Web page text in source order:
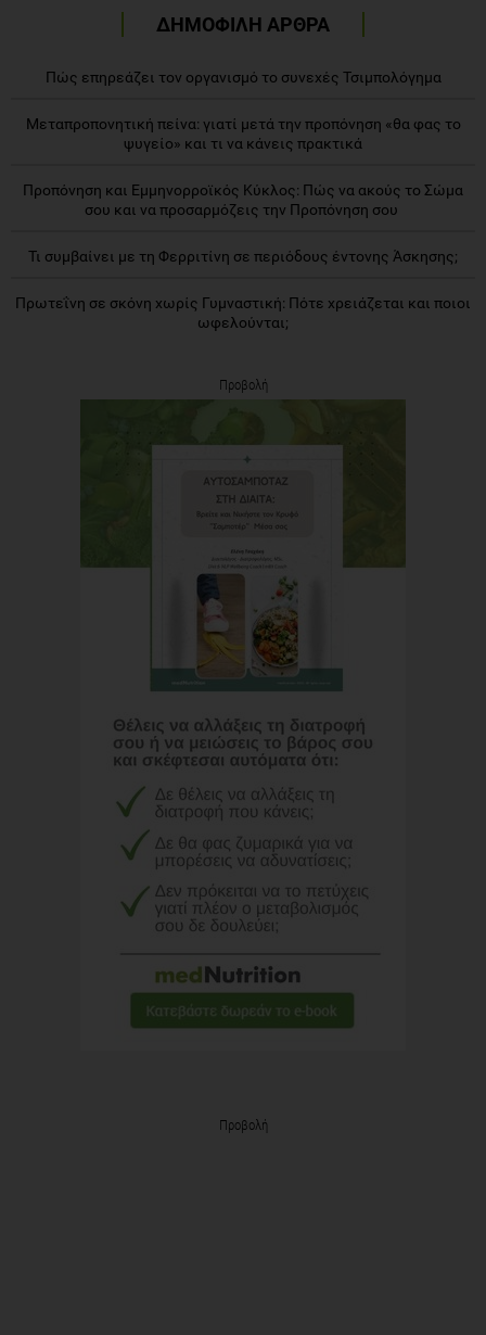
ΔΗΜΟΦΙΛΗ ΑΡΘΡΑ
Πώς επηρεάζει τον οργανισμό το συνεχές Τσιμπολόγημα
Μεταπροπονητική πείνα: γιατί μετά την προπόνηση «θα φας το
ψυγείο» και τι να κάνεις πρακτικά
Προπόνηση και Εμμηνορροϊκός Κύκλος: Πώς να ακούς το Σώμα
σου και να προσαρμόζεις την Προπόνηση σου
Τι συμβαίνει με τη Φερριτίνη σε περιόδους έντονης Άσκησης;
Πρωτεΐνη σε σκόνη χωρίς Γυμναστική: Πότε χρειάζεται και ποιοι
ωφελούνται;
Προβολή
Προβολή